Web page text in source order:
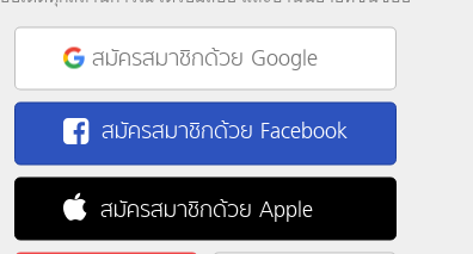
สมัครสมาชิกด้วย Google
สมัครสมาชิกด้วย Facebook
สมัครสมาชิกด้วย Apple